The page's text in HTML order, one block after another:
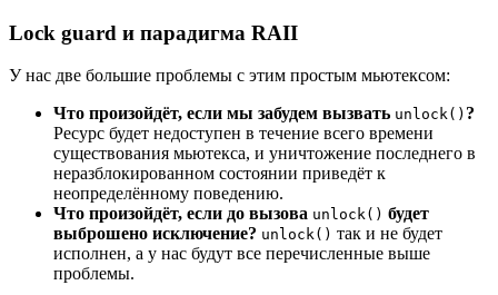
Lock guard и парадигма RAII
У нас две большие проблемы с этим простым мьютексом:
Что произойдёт, если мы забудем вызвать unlock() ?
Ресурс будет недоступен в течение всего времени
существования мьютекса, и уничтожение последнего в
неразблокированном состоянии приведёт к
неопределённому поведению.
Что произойдёт, если до вызова unlock() будет
выброшено исключение? unlock() так и не будет
исполнен, а у нас будут все перечисленные выше
проблемы.